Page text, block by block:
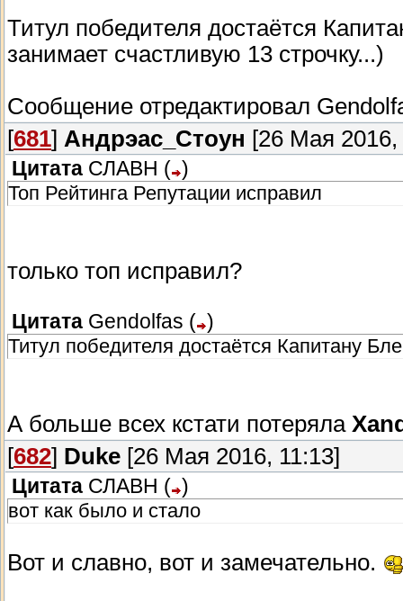
Титул победителя достаётся
занимает счастливую 13 строчку...)
Сообщение отредактировал
[681] Андрэас_Стоун [26 Мая 2016,
Цитата СЛАВН ( )
Топ Рейтинга Репутации исправил
только топ исправил?
Цитата Gendolfas ( )
Титул победителя достаётся Капитану
А больше всех кстати потеряла
[682] Duke [26 Мая 2016, 11:13]
Цитата СЛАВН ( )
вот как было и стало
Вот и славно, вот и замечательно.